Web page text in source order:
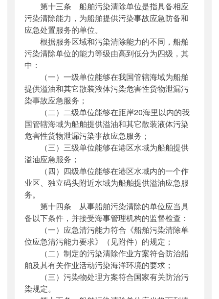
第十三条 船舶污染清除单位是指具备相应
污染清除能力，为船舶提供污染事故应急防备和
应急处置服务的单位。
根据服务区域和污染清除能力的不同，船舶
污染清除单位的能力等级由高到低分为四级，其
中：
（一）一级单位能够在我国管辖海域为船舶
提供溢油和其它散装液体污染危害性货物泄漏污
染事故应急服务；
（二）二级单位能够在距岸20海里以内的我
国管辖海域为船舶提供溢油和其它散装液体污染
危害性货物泄漏污染事故应急服务；
（三）三级单位能够在港区水域为船舶提供
溢油应急服务；
（四）四级单位能够在港区水域内的一个作
业区、独立码头附近水域为船舶提供溢油应急服
务。
第十四条 从事船舶污染清除的单位应当具
备以下条件，并接受海事管理机构的监督检查：
（一）应急清污能力符合《船舶污染清除单
位应急清污能力要求》（见附件）的规定；
（二）制定的污染清除作业方案符合防治船
舶及其有关作业活动污染海洋环境的要求；
（三）污染物处理方案符合国家有关防治污
染规定。